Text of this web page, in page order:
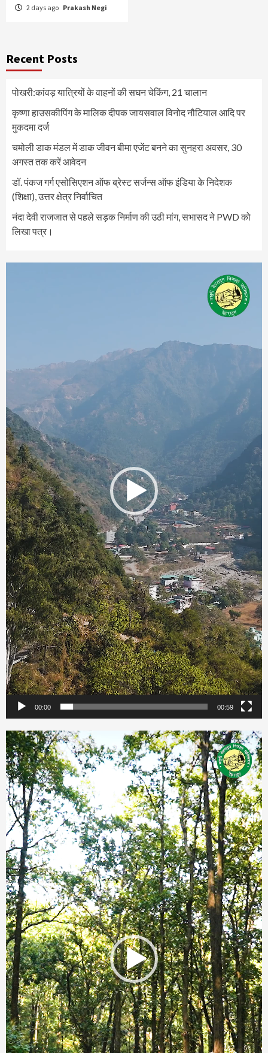
2 days ago Prakash Negi
Recent Posts
पोखरी:कांवड़ यात्रियों के वाहनों की सघन चेकिंग, 21 चालान
कृष्णा हाउसकीपिंग के मालिक दीपक जायसवाल विनोद नौटियाल आदि पर
मुकदमा दर्ज
चमोली डाक मंडल में डाक जीवन बीमा एजेंट बनने का सुनहरा अवसर, 30
अगस्त तक करें आवेदन
डॉ. पंकज गर्ग एसोसिएशन ऑफ ब्रेस्ट सर्जन्स ऑफ इंडिया के निदेशक
(शिक्षा), उत्तर क्षेत्र निर्वाचित
नंदा देवी राजजात से पहले सड़क निर्माण की उठी मांग, सभासद ने PWD को
लिखा पत्र।
00:00 00:59
Video
Player